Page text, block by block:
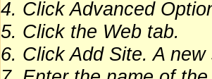
4. Click Advanced
5. Click the Web tab.
6. Click Add Site. A